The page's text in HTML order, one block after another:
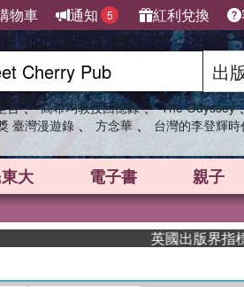
物車 通知 5 紅利兌換
吾 、 高希均教授回憶錄 、 The Odyssey
臺灣漫遊錄 、 方念華 、 台灣的李登輝時
大 電子書 親子
英國出版界指標